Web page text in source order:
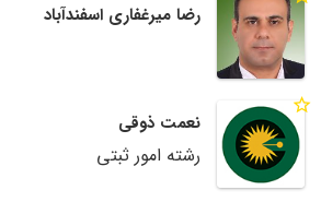
رضا میرغفاری اسفندآباد
نعمت ذوقی
رشته امور ثبتی